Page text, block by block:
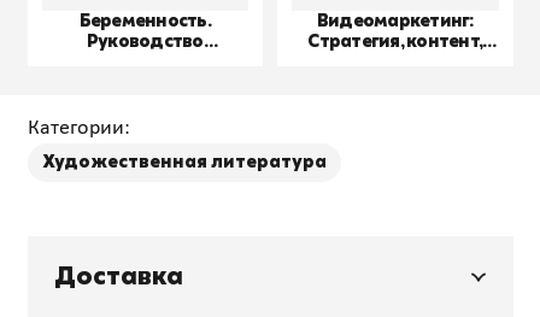
Беременность.
Руководство
Видеомаркетинг:
Стратегия, контент,
Категории:
Художественная литература
Доставка